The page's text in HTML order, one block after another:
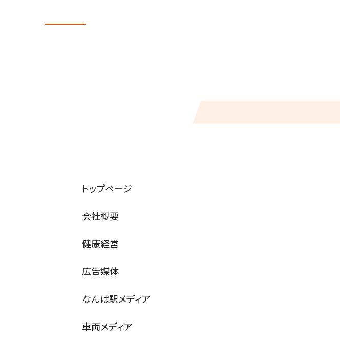
トップページ
会社概要
健康経営
広告媒体
なんば駅メディア
車両メディア